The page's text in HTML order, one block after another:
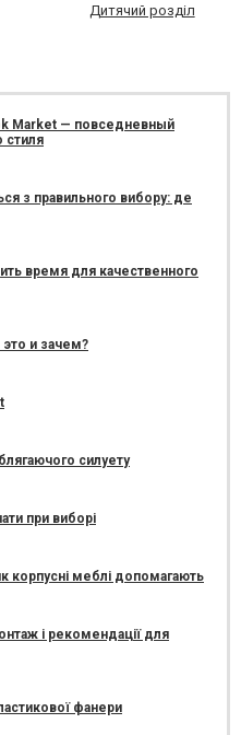
Дитячий розділ
Market — повседневный
з правильного вибору: де
время для качественного
это и зачем?
силуету
при виборі
корпусні меблі допомагають
і рекомендації для
фанери